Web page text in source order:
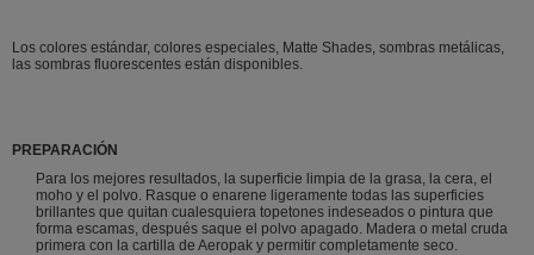
Los colores estándar, colores especiales, Matte Shades, sombras metálicas,
las sombras fluorescentes están disponibles.
PREPARACIÓN
Para los mejores resultados, la superficie limpia de la grasa, la cera, el
moho y el polvo. Rasque o enarene ligeramente todas las superficies
brillantes que quitan cualesquiera topetones indeseados o pintura que
forma escamas, después saque el polvo apagado. Madera o metal cruda
primera con la cartilla de Aeropak y permitir completamente seco.